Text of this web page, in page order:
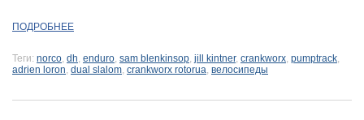
ПОДРОБНЕЕ
Теги: norco, dh, enduro, sam blenkinsop, jill kintner, crankworx, pumptrack,
adrien loron, dual slalom, crankworx rotorua, велосипеды